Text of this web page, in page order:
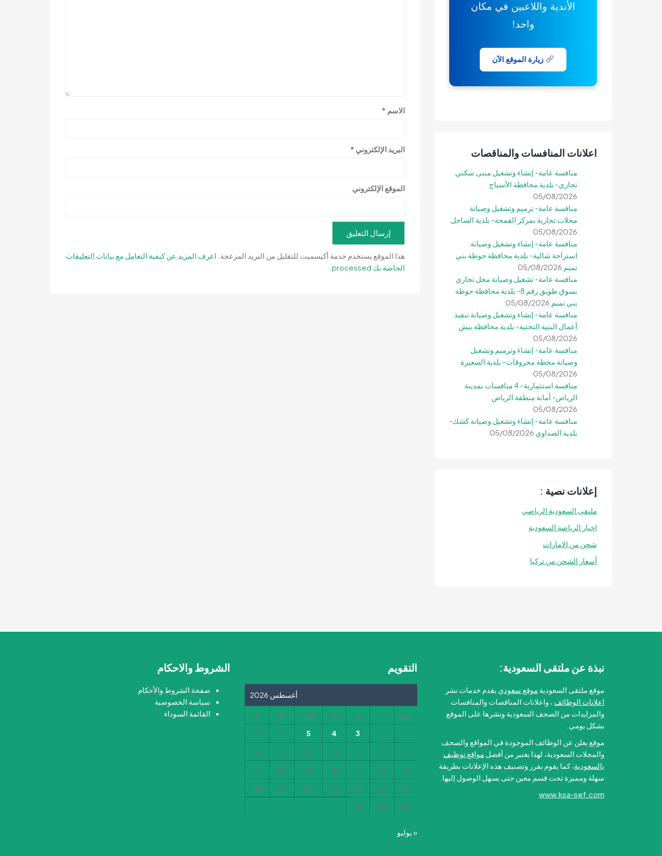
الاسم *
البريد الإلكتروني *
الموقع الإلكتروني
هذا الموقع يستخدم خدمة أكيسميت للتقليل من البريد المزعجة. اعرف المزيد عن كيفية التعامل مع بيانات التعليقات
الخاصة بك processed
الأندية واللاعبين في مكان
واحد!
زيارة الموقع الآن
اعلانات المنافسات والمناقصات
منافسة عامة- إنشاء وتشغيل مبنى سكني
تجاري- بلدية محافظة الأسياح
05/08/2026
منافسة عامة- ترميم وتشغيل وصيانة
محلات تجارية بمركز القمحة- بلدية الساحل
05/08/2026
منافسة عامة- إنشاء وتشغيل وصيانة
استراحة شالية- بلدية محافظة حوطة بني
تميم 05/08/2026
منافسة عامة- تشغيل وصيانة محل تجاري
بسوق طويق رقم 8- بلدية محافظة حوطة
بني تميم 05/08/2026
منافسة عامة- إنشاء وتشغيل وصيانة تنفيذ
أعمال البنية التحتية- بلدية محافظة بيش
05/08/2026
منافسة عامة- إنشاء وترميم وتشغيل
وصيانة محطة محروقات- بلدية السعيرة
05/08/2026
منافسة استثمارية- 4 منافسات بمدينة
الرياض- أمانة منطقة الرياض
05/08/2026
منافسة عامة- إنشاء وتشغيل وصيانة كشك-
بلدية الصداوي 05/08/2026
إعلانات نصية :
ملتقى السعودية الرياضي
اخبار الرياضة السعودية
شحن من الامارات
أسعار الشحن من تركيا
الشروط والاحكام
صفحة الشروط والأحكام
سياسة الخصوصية
القائمة السوداء
التقويم
أغسطس 2026
س د ن ث أرب خ
ج
1
2
3
4
5
6
7
8
9
10
11
12
13
14
15
16
17
18
19
20
21
22
23
24
25
26
27
28
29
30
31
« يوليو
نبذة عن ملتقى السعودية:
موقع ملتقى السعودية موقع سعودي يقدم خدمات نشر
اعلانات الوظائف ، واعلانات المناقصات والمنافسات
والمزايدات من الصحف السعودية ونشرها على الموقع
بشكل يومي.
موقع يعلن عن الوظائف الموجودة في المواقع والصحف
والمجلات السعودية، لهذا يعتبر من أفضل مواقع توظيف
بالسعودية، كما يقوم بفرز وتصنيف هذه الإعلانات بطريقة
سهلة ومميزة تحت قسم معين حتى يسهل الوصول إليها.
www.ksa-sef.com